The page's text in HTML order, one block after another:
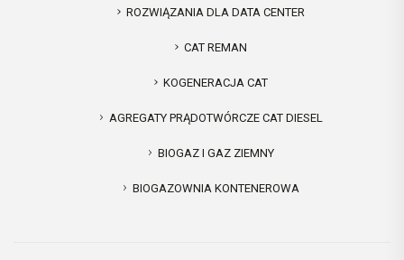
ROZWIĄZANIA DLA DATA CENTER
CAT REMAN
KOGENERACJA CAT
AGREGATY PRĄDOTWÓRCZE CAT DIESEL
BIOGAZ I GAZ ZIEMNY
BIOGAZOWNIA KONTENEROWA